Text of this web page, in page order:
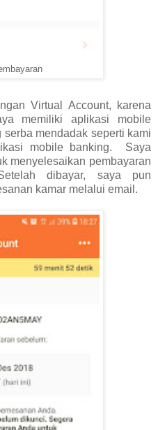
Virtual Account, karena
memiliki aplikasi mobile
mendadak seperti kami
mobile banking. Saya
menyelesaikan pembayaran
dibayar, saya pun
kamar melalui email.